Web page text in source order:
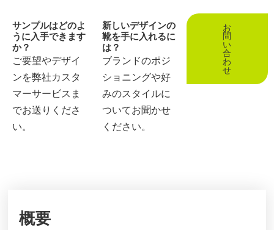
サンプルはどのよ
うに入手できます
か？
ご要望やデザイ
ンを弊社カスタ
マーサービスま
でお送りくださ
い。
新しいデザインの
靴を手に入れるに
は？
ブランドのポジ
ショニングや好
みのスタイルに
ついてお聞かせ
ください。
お
問
い
合
わ
せ
概要